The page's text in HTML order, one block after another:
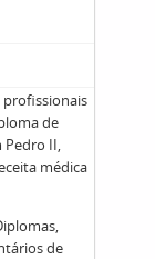
profissionais
de
Pedro II,
médica
de